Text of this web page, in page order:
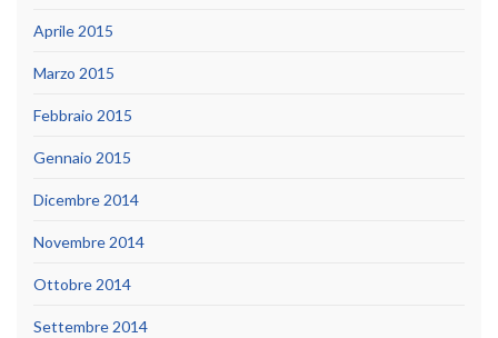
Aprile 2015
Marzo 2015
Febbraio 2015
Gennaio 2015
Dicembre 2014
Novembre 2014
Ottobre 2014
Settembre 2014